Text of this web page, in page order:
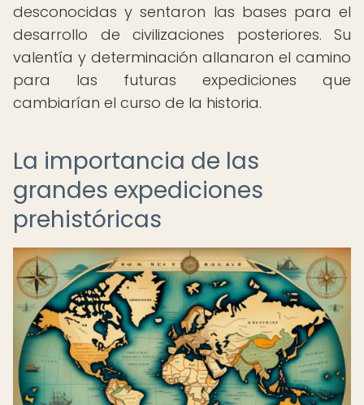
desconocidas y sentaron las bases para el
desarrollo de civilizaciones posteriores. Su
valentía y determinación allanaron el camino
para las futuras expediciones que
cambiarían el curso de la historia.
La importancia de las
grandes expediciones
prehistóricas